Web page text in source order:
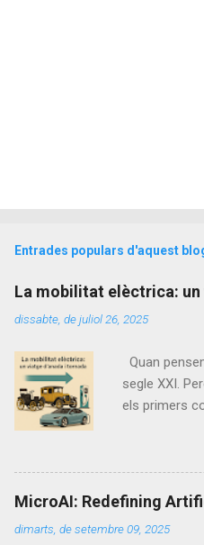
Entrades populars d'aquest
La mobilitat elèctrica: un
dissabte, de juliol 26, 2025
Quan
segle XXI.
els primers
mobilitat
elèctric, no
aquells
finals del
segle XIX i
MicroAI: Redefining
dimarts, de setembre 09, 2025